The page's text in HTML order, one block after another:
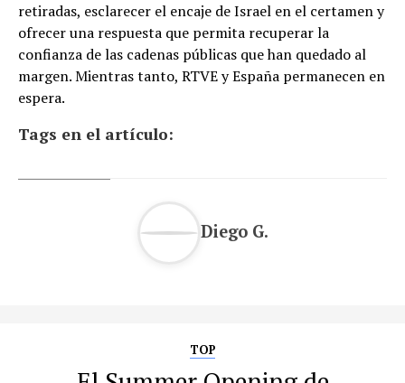
retiradas, esclarecer el encaje de Israel en el certamen y
ofrecer una respuesta que permita recuperar la
confianza de las cadenas públicas que han quedado al
margen. Mientras tanto, RTVE y España permanecen en
espera.
Tags en el artículo:
Diego G.
TOP